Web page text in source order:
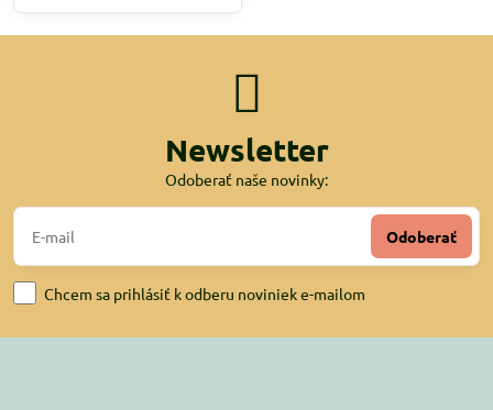
Newsletter
Odoberať naše novinky:
Odoberať
Chcem sa prihlásiť k odberu noviniek e-mailom